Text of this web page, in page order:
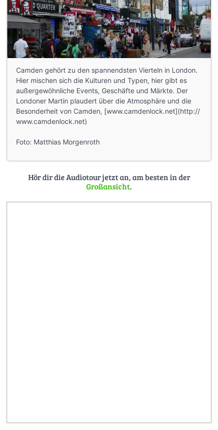
Camden gehört zu den spannendsten Vierteln in London.
Hier mischen sich die Kulturen und Typen, hier gibt es
außergewöhnliche Events, Geschäfte und Märkte. Der
Londoner Martin plaudert über die Atmosphäre und die
Besonderheit von Camden, [www.camdenlock.net](http://
www.camdenlock.net)
Foto: Matthias Morgenroth
Hör dir die Audiotour jetzt an, am besten in der
Großansicht.